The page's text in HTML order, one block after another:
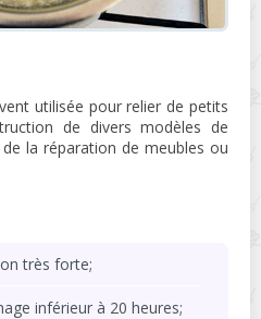
utilisée pour relier de petits
de divers modèles de
la réparation de meubles ou
très forte;
inférieur à 20 heures;